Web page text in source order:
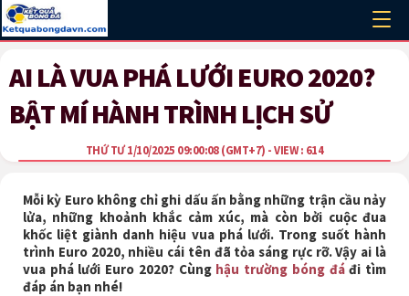
AI LÀ VUA PHÁ LƯỚI EURO 2020?
BẬT MÍ HÀNH TRÌNH LỊCH SỬ
THỨ TƯ 1/10/2025 09:00:08(GMT+7) - VIEW : 614
Mỗi kỳ Euro không chỉ ghi dấu ấn bằng những trận cầu nảy
lửa, những khoảnh khắc cảm xúc, mà còn bởi cuộc đua
khốc liệt giành danh hiệu vua phá lưới. Trong suốt hành
trình Euro 2020, nhiều cái tên đã tỏa sáng rực rỡ. Vậy ai là
vua phá lưới Euro 2020? Cùng hậu trường bóng đáđi tìm
đáp án bạn nhé!